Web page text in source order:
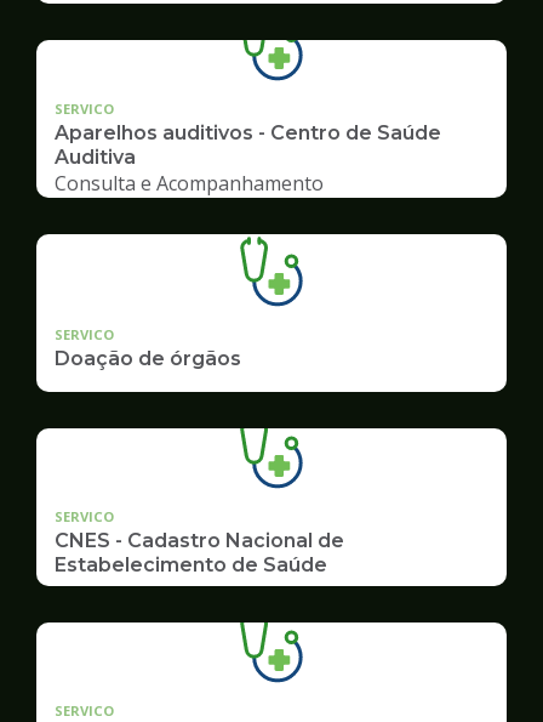
SERVICO
Aparelhos auditivos - Centro de Saúde
Auditiva
Consulta e Acompanhamento
SERVICO
Doação de órgãos
SERVICO
CNES - Cadastro Nacional de
Estabelecimento de Saúde
SERVICO